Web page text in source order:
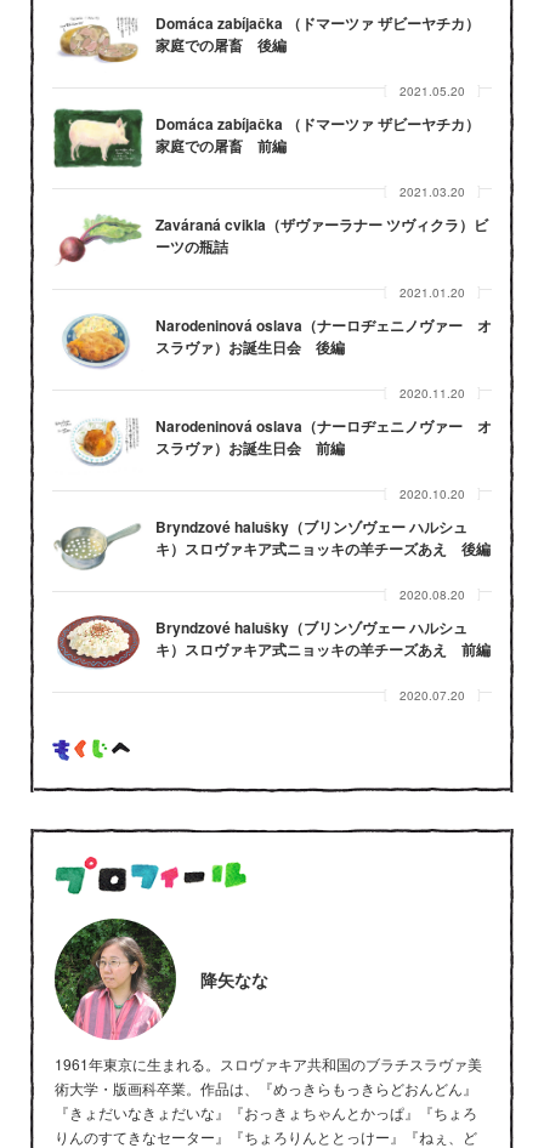
Domáca zabíjačka （ドマーツァ ザビーヤチカ）
家庭での屠畜 後編
2021.05.20
Domáca zabíjačka （ドマーツァ ザビーヤチカ）
家庭での屠畜 前編
2021.03.20
Zaváraná cvikla（ザヴァーラナー ツヴィクラ）ビ
ーツの瓶詰
2021.01.20
Narodeninová oslava（ナーロヂェニノヴァー オ
スラヴァ）お誕生日会 後編
2020.11.20
Narodeninová oslava（ナーロヂェニノヴァー オ
スラヴァ）お誕生日会 前編
2020.10.20
Bryndzové halušky（ブリンゾヴェー ハルシュ
キ）スロヴァキア式ニョッキの羊チーズあえ 後編
2020.08.20
Bryndzové halušky（ブリンゾヴェー ハルシュ
キ）スロヴァキア式ニョッキの羊チーズあえ 前編
2020.07.20
降矢なな
1961年東京に生まれる。スロヴァキア共和国のブラチスラヴァ美
術大学・版画科卒業。作品は、『めっきらもっきらどおんどん』
『きょだいなきょだいな』『おっきょちゃんとかっぱ』『ちょろ
りんのすてきなセーター』『ちょろりんととっけー』『ねぇ、ど